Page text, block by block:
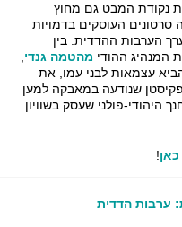
המבט גם מחוץ
העוסקים בדמויות
הערבות ההדדית. בין
ההודימהטמה גנדי,
עצמאות לבני עמו, את
שנודעה במאבקה למען
פולני שעסק בשוויון
!
הדדית